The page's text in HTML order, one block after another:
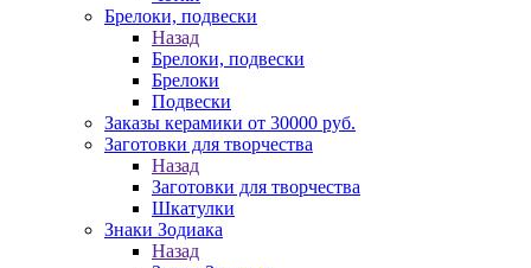
Брелоки, подвески
Назад
Брелоки, подвески
Брелоки
Подвески
Заказы керамики от 30000 руб.
Заготовки для творчества
Назад
Заготовки для творчества
Шкатулки
Знаки Зодиака
Назад